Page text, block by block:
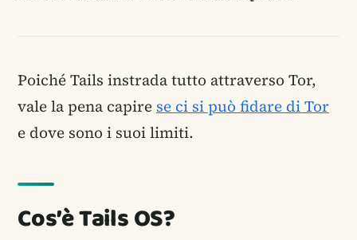
Poiché Tails instrada tutto attraverso Tor,
vale la pena capire se ci si può fidare di Tor
e dove sono i suoi limiti.
Cos’è Tails OS?